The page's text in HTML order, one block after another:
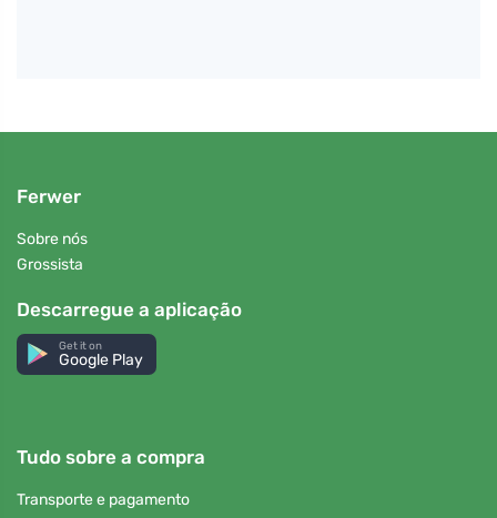
Ferwer
Sobre nós
Grossista
Descarregue a aplicação
Get it on
Google Play
Tudo sobre a compra
Transporte e pagamento